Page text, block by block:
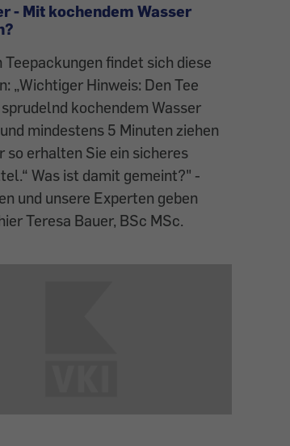
- Mit kochendem Wasser
Teepackungen findet sich diese
„Wichtiger Hinweis: Den Tee
kochendem Wasser
mindestens 5 Minuten ziehen
so erhalten Sie ein sicheres
Was ist damit gemeint?" -
und unsere Experten geben
Teresa Bauer, BSc MSc.